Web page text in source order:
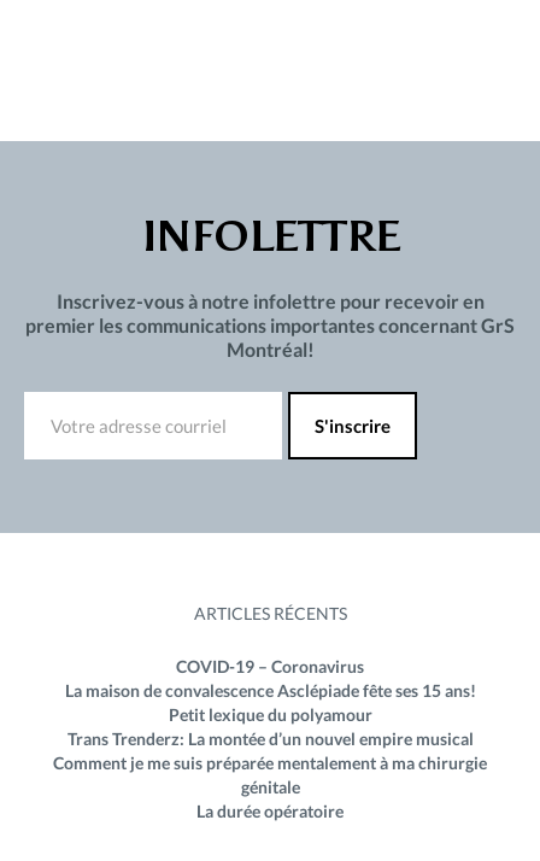
INFOLETTRE
Inscrivez-vous à notre infolettre pour recevoir en
premier les communications importantes concernant GrS
Montréal!
ARTICLES RÉCENTS
COVID-19 – Coronavirus
La maison de convalescence Asclépiade fête ses 15 ans!
Petit lexique du polyamour
Trans Trenderz: La montée d’un nouvel empire musical
Comment je me suis préparée mentalement à ma chirurgie
génitale
La durée opératoire